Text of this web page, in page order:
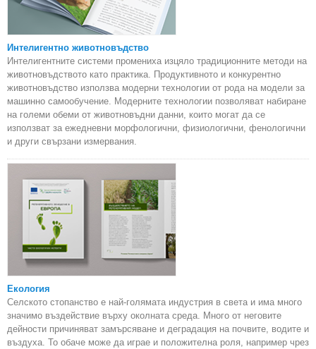
Интелигентно животновъдство
Интелигентните системи промениха изцяло традиционните методи на
животновъдството като практика. Продуктивното и конкурентно
животновъдство използва модерни технологии от рода на модели за
машинно самообучение. Модерните технологии позволяват набиране
на големи обеми от животновъдни данни, които могат да се
използват за ежедневни морфологични, физиологични, фенологични
и други свързани измервания.
Екология
Селското стопанство е най-голямата индустрия в света и има много
значимо въздействие върху околната среда. Много от неговите
дейности причиняват замърсяване и деградация на почвите, водите и
въздуха. То обаче може да играе и положителна роля, например чрез